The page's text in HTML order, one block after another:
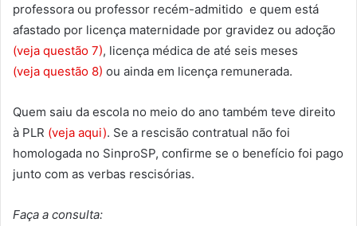
professora ou professor recém-admitido e quem está
afastado por licença maternidade por gravidez ou adoção
(veja questão 7), licença médica de até seis meses
(veja questão 8) ou ainda em licença remunerada.
Quem saiu da escola no meio do ano também teve direito
à PLR (veja aqui). Se a rescisão contratual não foi
homologada no SinproSP, confirme se o benefício foi pago
junto com as verbas rescisórias.
Faça a consulta: